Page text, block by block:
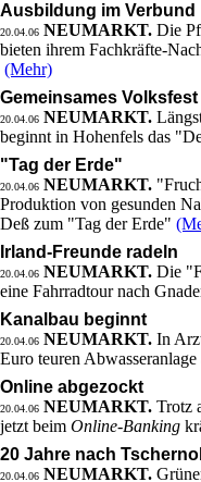
Ausbildung im Verbund
20.04.06 NEUMARKT. Die
bieten ihrem Fachkräfte-
(Mehr)
Gemeinsames Volksfest
20.04.06 NEUMARKT.
beginnt in Hohenfels das
"Tag der Erde"
20.04.06 NEUMARKT.
Produktion von gesunden
Deß zum "Tag der Erde"
Irland-Freunde radeln
20.04.06 NEUMARKT. Die
eine Fahrradtour nach
Kanalbau beginnt
20.04.06 NEUMARKT. In
Euro teuren Abwasseranlage
Online abgezockt
20.04.06 NEUMARKT. Trotz
jetzt beim Online-Banking
20 Jahre nach
20.04.06 NEUMARKT.